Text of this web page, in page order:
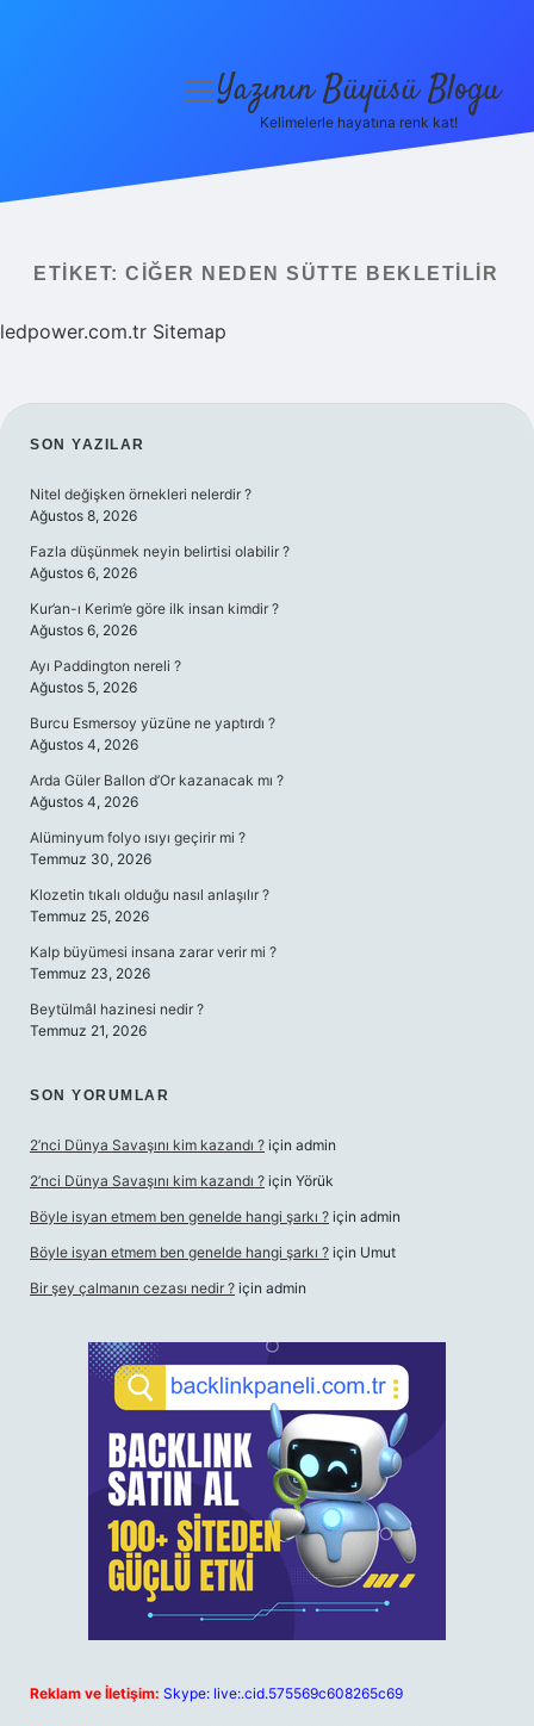
Yasal Uyarı
Hakkımızda
menüyü
Yazının Büyüsü Blogu
Kelimelerle hayatına renk kat!
ETIKET: CIĞER NEDEN SÜTTE BEKLETILIR
ledpower.com.tr Sitemap
SIDEBAR
SON YAZILAR
Nitel değişken örnekleri nelerdir ?
Ağustos 8, 2026
Fazla düşünmek neyin belirtisi olabilir ?
Ağustos 6, 2026
Kur’an-ı Kerim’e göre ilk insan kimdir ?
Ağustos 6, 2026
Ayı Paddington nereli ?
Ağustos 5, 2026
Burcu Esmersoy yüzüne ne yaptırdı ?
Ağustos 4, 2026
Arda Güler Ballon d’Or kazanacak mı ?
Ağustos 4, 2026
Alüminyum folyo ısıyı geçirir mi ?
Temmuz 30, 2026
Klozetin tıkalı olduğu nasıl anlaşılır ?
Temmuz 25, 2026
Kalp büyümesi insana zarar verir mi ?
Temmuz 23, 2026
Beytülmâl hazinesi nedir ?
Temmuz 21, 2026
SON YORUMLAR
2’nci Dünya Savaşını kim kazandı ? için admin
2’nci Dünya Savaşını kim kazandı ? için Yörük
Böyle isyan etmem ben genelde hangi şarkı ? için admin
Böyle isyan etmem ben genelde hangi şarkı ? için Umut
Bir şey çalmanın cezası nedir ? için admin
Reklam ve İletişim: Skype: live:.cid.575569c608265c69